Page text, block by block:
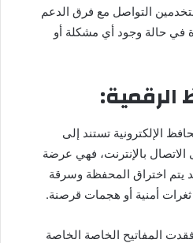
التواصل مع فرق الدعم
في حالة وجود أي مشكلة أو
الرقمية:
الإلكترونية تستند إلى
الاتصال بالإنترنت، فهي عرضة
يتم اختراق المحفظة وسرقة
أمنية أو هجمات قرصنة.
فقدت المفاتيح الخاصة الخاصة